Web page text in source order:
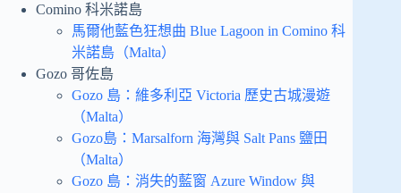
Comino 科米諾島
馬爾他藍色狂想曲 Blue Lagoon in Comino 科
米諾島（Malta）
Gozo 哥佐島
Gozo 島：維多利亞 Victoria 歷史古城漫遊
（Malta）
Gozo島：Marsalforn 海灣與 Salt Pans 鹽田
（Malta）
Gozo 島：消失的藍窗 Azure Window 與